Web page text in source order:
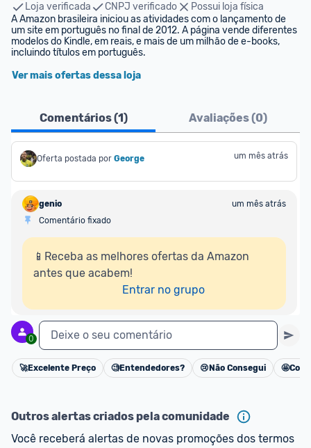
Loja verificada
CNPJ verificado
Possui loja física
A Amazon brasileira iniciou as atividades com o lançamento de
um site em português no final de 2012. A página vende diferentes
modelos do Kindle, em reais, e mais de um milhão de e-books,
incluindo títulos em português.
Ver mais ofertas dessa loja
Comentários (1) Avaliações (0)
Oferta postada por George um mês atrás
genio
um mês atrás
Comentário fixado
📱Receba as melhores ofertas da Amazon
antes que acabem!
Entrar no grupo
0 Deixe o seu comentário
Cancelar
🚀Excelente Preço 🧐Entendedores? 😢 Não Consegui 🤩
Outros alertas criados pela comunidade
Você receberá alertas de novas promoções dos termos